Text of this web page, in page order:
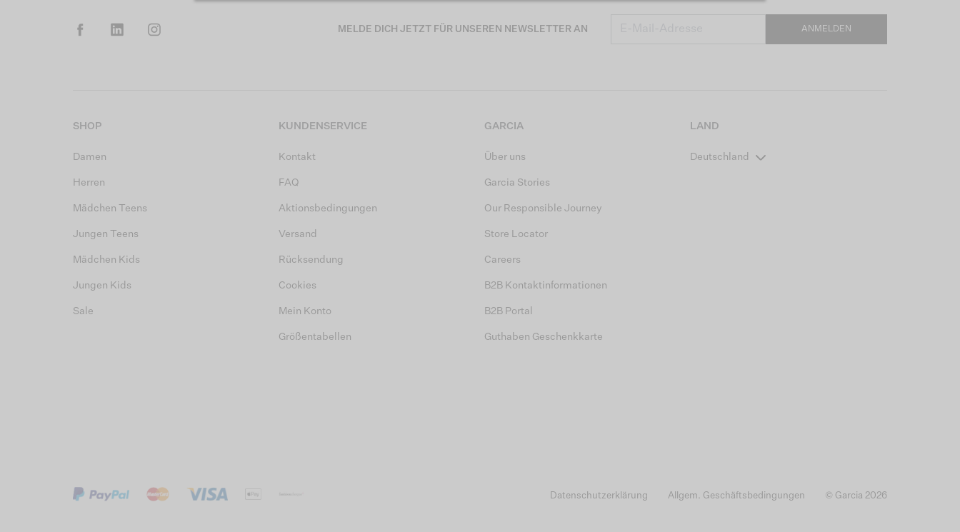
MELDE DICH JETZT FÜR UNSEREN NEWSLETTER AN ANMELDEN
SHOP
Damen
Herren
Mädchen Teens
Jungen Teens
Mädchen Kids
Jungen Kids
Sale
KUNDENSERVICE
Kontakt
FAQ
Aktionsbedingungen
Versand
Rücksendung
Cookies
Mein Konto
Größentabellen
GARCIA
Über uns
Garcia Stories
Our Responsible Journey
Store Locator
Careers
B2B Kontaktinformationen
B2B Portal
Guthaben Geschenkkarte
LAND
Deutschland
Datenschutzerklärung Allgem. Geschäftsbedingungen © Garcia 2026